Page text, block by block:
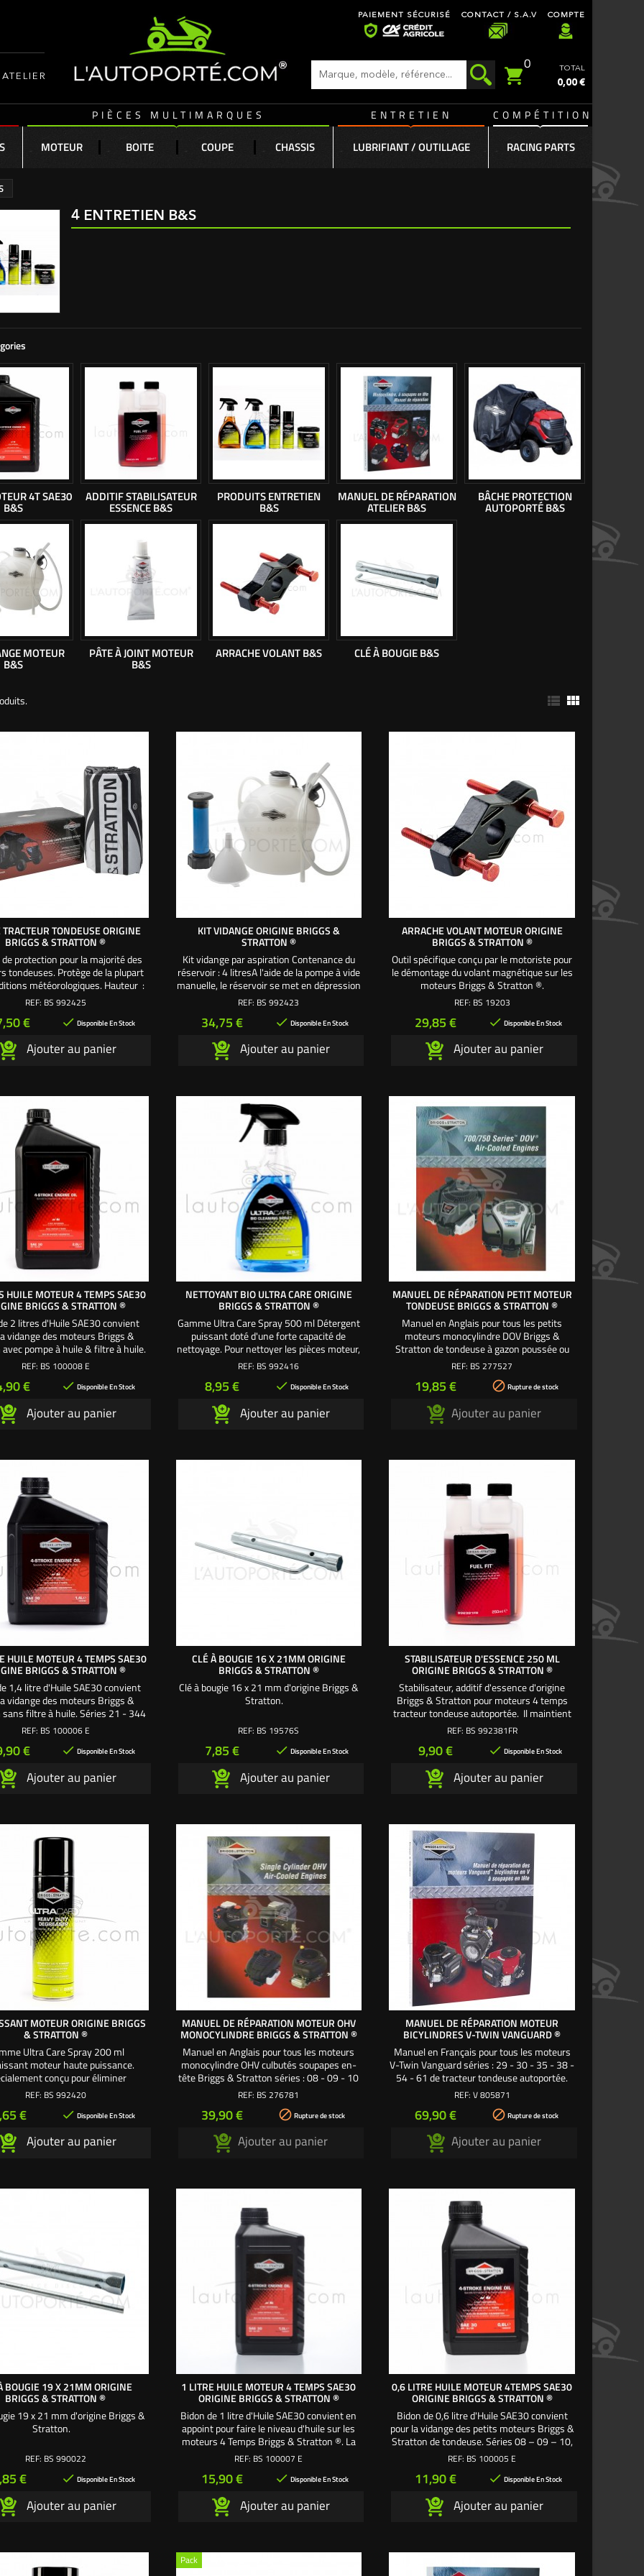
ATELIER
PAIEMENT SÉCURISÉ CONTACT / S.A.V COMPTE
0 TOTAL
0,00 €
PIÈCES MULTIMARQUES ENTRETIEN COMPÉTITION
MOTEUR BOITE COUPE CHASSIS LUBRIFIANT / OUTILLAGE RACING PARTS
4 ENTRETIEN B&S
4T SAE30
B&S
ADDITIF STABILISATEUR
ESSENCE B&S
PRODUITS ENTRETIEN
B&S
MANUEL DE RÉPARATION
ATELIER B&S
BÂCHE PROTECTION
AUTOPORTÉ B&S
MOTEUR
B&S
PÂTE À JOINT MOTEUR
B&S
ARRACHE VOLANT B&S CLÉ À BOUGIE B&S
 
TRACTEUR TONDEUSE ORIGINE
BRIGGS & STRATTON ®
de protection pour la majorité des
tondeuses. Protège de la plupart
météorologiques. Hauteur :
Longueur : 264 cm. Largeur : 100
cm.
REF: BS 992425
€  Disponible En Stock
Ajouter au panier
KIT VIDANGE ORIGINE BRIGGS &
STRATTON ®
Kit vidange par aspiration Contenance du
réservoir : 4 litresA l'aide de la pompe à vide
manuelle, le réservoir se met en dépression
et aspire par le tuyau transparent. Le
robinet sur la durite transparente permet
d'arrêter le remplissage du réservoir avant
de vider le réservoir plein.
REF: BS 992423
Prix
34,75 €  Disponible En Stock
Ajouter au panier
ARRACHE VOLANT MOTEUR ORIGINE
BRIGGS & STRATTON ®
Outil spécifique conçu par le motoriste pour
le démontage du volant magnétique sur les
moteurs Briggs & Stratton ®.
REF: BS 19203
Prix
29,85 €  Disponible En Stock
Ajouter au panier
HUILE MOTEUR 4 TEMPS SAE30
BRIGGS & STRATTON ®
2 litres d'Huile SAE30 convient
vidange des moteurs Briggs &
pompe à huile & filtre à huile.
- 500 cc, série 33 - 540 cc et V-
1,6 à 1,8 L suivant dimension filtre
ou long. La référence lubrifiant
Temps d'origine Briggs & Stratton
REF: BS 100008 E
€  Disponible En Stock
Ajouter au panier
NETTOYANT BIO ULTRA CARE ORIGINE
BRIGGS & STRATTON ®
Gamme Ultra Care Spray 500 ml Détergent
puissant doté d'une forte capacité de
nettoyage. Pour nettoyer les pièces moteur,
la carrosserie, les plastiques, les jantes.
REF: BS 992416
Prix
8,95 €  Disponible En Stock
Ajouter au panier
MANUEL DE RÉPARATION PETIT MOTEUR
TONDEUSE BRIGGS & STRATTON ®
Manuel en Anglais pour tous les petits
moteurs monocylindre DOV Briggs &
Stratton de tondeuse à gazon poussée ou
tractée. L'essentiel des moteurs de
réparateur, mécanicien, technicien,
utilisateur, ce manuel de réparation
et d'atelier permet de connaître avec
précision jusqu'aux nouvelles
REF: BS 277527
Prix
19,85 €  Rupture de stock
Ajouter au panier
HUILE MOTEUR 4 TEMPS SAE30
BRIGGS & STRATTON ®
1,4 litre d'Huile SAE30 convient
vidange des moteurs Briggs &
filtre à huile. Séries 21 - 344
12 - 13 cv. Séries 31 - 500 cc, 14,5
lubrifiant moteur 4 Temps
tondeuses autoportées.
REF: BS 100006 E
€  Disponible En Stock
Ajouter au panier
CLÉ À BOUGIE 16 X 21MM ORIGINE
BRIGGS & STRATTON ®
Clé à bougie 16 x 21 mm d'origine Briggs &
Stratton.
REF: BS 19576S
Prix
7,85 €  Disponible En Stock
Ajouter au panier
STABILISATEUR D'ESSENCE 250 ML
ORIGINE BRIGGS & STRATTON ®
Stabilisateur, additif d'essence d'origine
Briggs & Stratton pour moteurs 4 temps
tracteur tondeuse autoportée. Il maintient
le carburant propre, facilite un bon
REF: BS 992381FR
Prix
9,90 €  Disponible En Stock
Ajouter au panier
MOTEUR ORIGINE BRIGGS
& STRATTON ®
Ultra Care Spray 200 ml
moteur haute puissance.
conçu pour éliminer
la graisse et les saletés sur les
métalliques : moteur, plateau de
coupe, boîte de vitesses.
REF: BS 992420
€  Disponible En Stock
Ajouter au panier
MANUEL DE RÉPARATION MOTEUR OHV
MONOCYLINDRE BRIGGS & STRATTON ®
Manuel en Anglais pour tous les moteurs
monocylindre OHV culbutés soupapes en-
tête Briggs & Stratton séries : 08 - 09 - 10
- 11 - 12 - 13 - 16 - 18 - 20 - 21 - 23 - 24 -
26 - 28 - 31 - 33 de tracteur tondeuse
autoportée. Essentiel à tout réparateur,
manuel de réparation et d'atelier permet de
REF: BS 276781
Prix
39,90 €  Rupture de stock
Ajouter au panier
MANUEL DE RÉPARATION MOTEUR
BICYLINDRES V-TWIN VANGUARD ®
Manuel en Français pour tous les moteurs
V-Twin Vanguard séries : 29 - 30 - 35 - 38 -
54 - 61 de tracteur tondeuse autoportée.
Essentiel à tout réparateur, mécanicien,
technicien, utilisateur, ce manuel de
réparation et d'atelier permet de connaître
V-Twin Vanguard. Entretien, maintenance,
révision, réglages...
REF: V 805871
Prix
69,90 €  Rupture de stock
Ajouter au panier
BOUGIE 19 X 21MM ORIGINE
BRIGGS & STRATTON ®
19 x 21 mm d'origine Briggs &
Stratton.
REF: BS 990022
€  Disponible En Stock
Ajouter au panier
1 LITRE HUILE MOTEUR 4 TEMPS SAE30
ORIGINE BRIGGS & STRATTON ®
Bidon de 1 litre d'Huile SAE30 convient en
appoint pour faire le niveau d'huile sur les
moteurs 4 Temps Briggs & Stratton ®. La
référence lubrifiant moteur 4 Temps
tracteurs tondeuses autoportées.
REF: BS 100007 E
Prix
15,90 €  Disponible En Stock
Ajouter au panier
0,6 LITRE HUILE MOTEUR 4TEMPS SAE30
ORIGINE BRIGGS & STRATTON ®
Bidon de 0,6 litre d'Huile SAE30 convient
pour la vidange des petits moteurs Briggs &
Stratton de tondeuse. Séries 08 – 09 – 10,
3 à 5 cv, contenance carter moteur 0,6 litre.
origine Briggs & Stratton® pour les
REF: BS 100005 E
Prix
11,90 €  Disponible En Stock
Ajouter au panier
Pack